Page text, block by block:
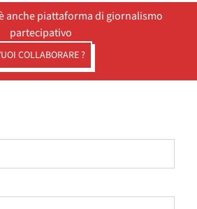
anche piattaforma di giornalismo
partecipativo
COLLABORARE ?